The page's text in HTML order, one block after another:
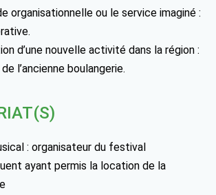
organisationnelle ou le service imaginé :
d’une nouvelle activité dans la région :
l’ancienne boulangerie.
: organisateur du festival
ayant permis la location de la